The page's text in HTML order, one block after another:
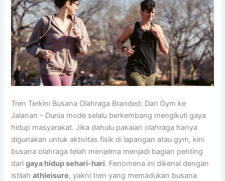
Tren Terkini Busana Olahraga Branded: Dari Gym ke
Jalanan – Dunia mode selalu berkembang mengikuti gaya
hidup masyarakat. Jika dahulu pakaian olahraga hanya
digunakan untuk aktivitas fisik di lapangan atau gym, kini
busana olahraga telah menjelma menjadi bagian penting
darigaya hidup sehari-hari. Fenomena ini dikenal dengan
istilahathleisure, yakni tren yang memadukan busana